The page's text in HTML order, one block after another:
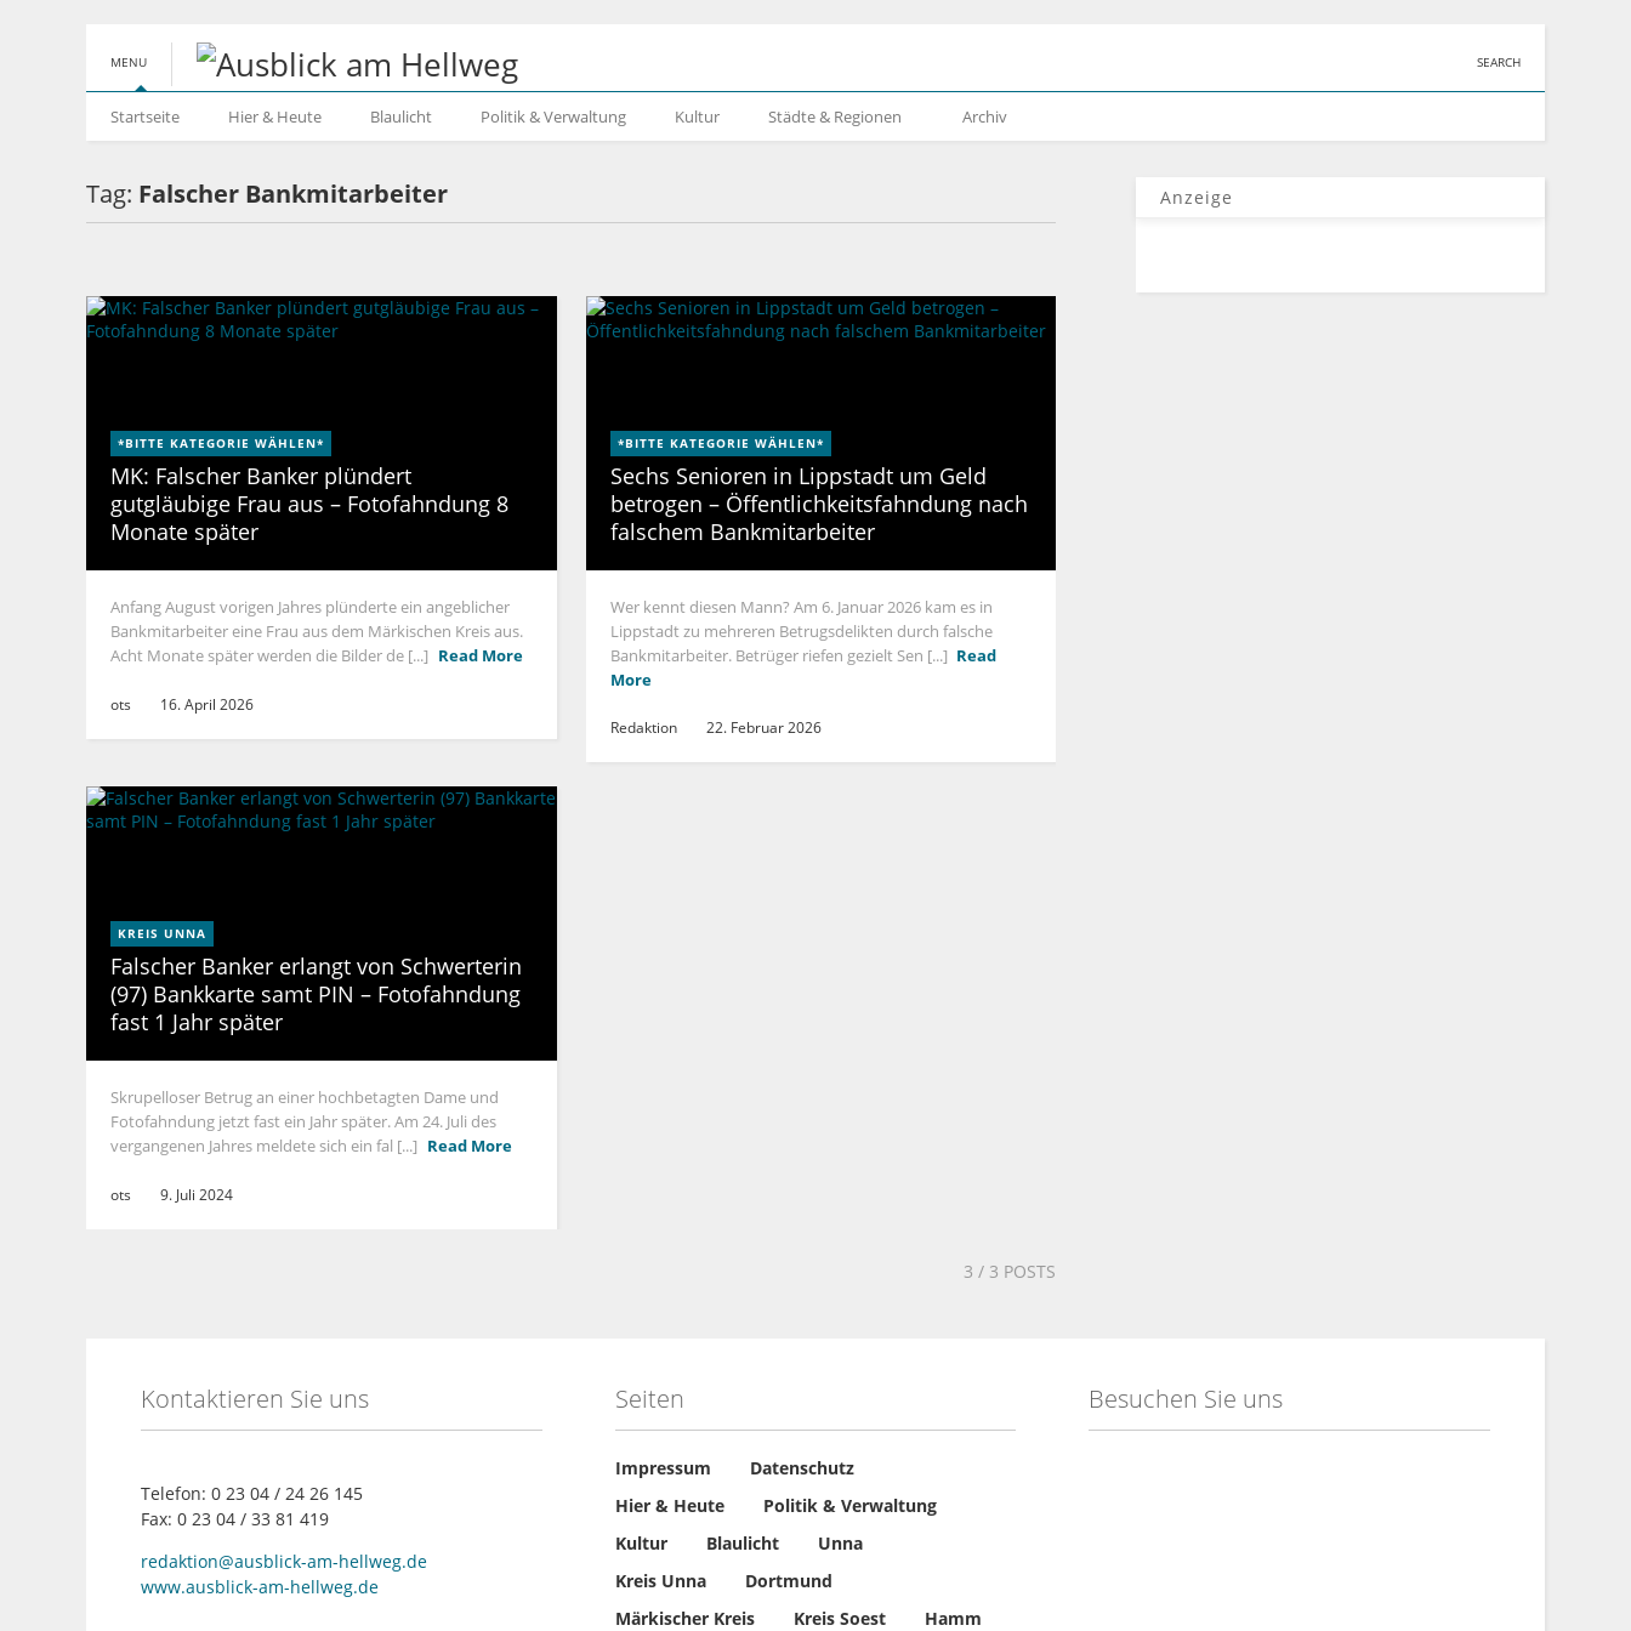
MENU SEARCH
Startseite Hier & Heute Blaulicht Politik & Verwaltung Kultur Städte & Regionen Archiv
Tag: Falscher Bankmitarbeiter
*BITTE KATEGORIE WÄHLEN*
MK: Falscher Banker plündert
gutgläubige Frau aus – Fotofahndung 8
Monate später
Anfang August vorigen Jahres plünderte ein angeblicher
Bankmitarbeiter eine Frau aus dem Märkischen Kreis aus.
Acht Monate später werden die Bilder de [...] Read More
ots 16. April 2026
*BITTE KATEGORIE WÄHLEN*
Sechs Senioren in Lippstadt um Geld
betrogen – Öffentlichkeitsfahndung nach
falschem Bankmitarbeiter
Wer kennt diesen Mann? Am 6. Januar 2026 kam es in
Lippstadt zu mehreren Betrugsdelikten durch falsche
Bankmitarbeiter. Betrüger riefen gezielt Sen [...] Read
More
Redaktion 22. Februar 2026
KREIS UNNA
Falscher Banker erlangt von Schwerterin
(97) Bankkarte samt PIN – Fotofahndung
fast 1 Jahr später
Skrupelloser Betrug an einer hochbetagten Dame und
Fotofahndung jetzt fast ein Jahr später. Am 24. Juli des
vergangenen Jahres meldete sich ein fal [...] Read More
ots 9. Juli 2024
3 / 3 POSTS
Anzeige
Kontaktieren Sie uns
Telefon: 0 23 04 / 24 26 145
Fax: 0 23 04 / 33 81 419
redaktion@ausblick-am-hellweg.de
www.ausblick-am-hellweg.de
Seiten
Impressum
Datenschutz
Hier & Heute
Politik & Verwaltung
Kultur
Blaulicht
Unna
Kreis Unna
Dortmund
Märkischer Kreis
Kreis Soest Hamm
Besuchen Sie uns